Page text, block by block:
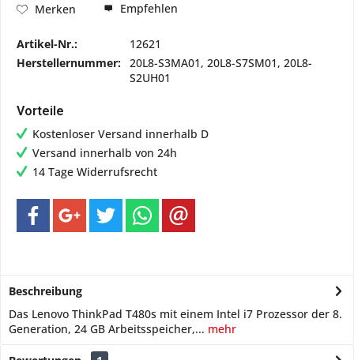
Merken Empfehlen
Artikel-Nr.:
12621
Herstellernummer: 20L8-S3MA01, 20L8-S7SM01, 20L8-
S2UH01
Vorteile
Kostenloser Versand innerhalb D
Versand innerhalb von 24h
14 Tage Widerrufsrecht
Beschreibung
Das Lenovo ThinkPad T480s mit einem Intel i7 Prozessor der 8.
Generation, 24 GB Arbeitsspeicher,... mehr